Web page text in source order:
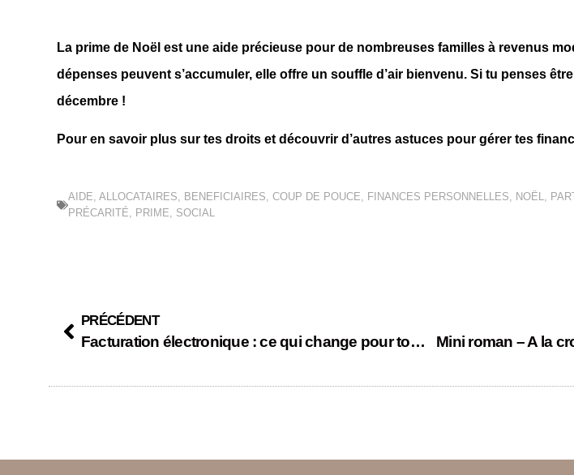
La prime de Noël est une aide précieuse pour de nombreuses familles à revenus
dépenses peuvent s’accumuler, elle offre un souffle d’air bienvenu. Si tu penses
décembre !
Pour en savoir plus sur tes droits et découvrir d’autres astuces pour gérer tes
AIDE ALLOCATAIRES BENEFICIAIRES COUP DE POUCE FINANCES PERSONNELLES NOËL
PRÉCARITÉ
PRIME SOCIAL
PRÉCÉDENT
Facturation électronique : ce qui change pour ton entreprise dès 2026 Mini roman – A la